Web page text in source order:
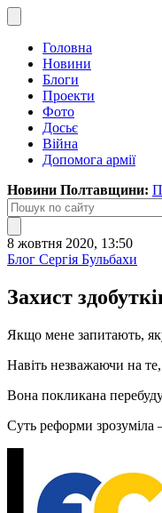
Головна
Новини
Блоги
Проекти
Фото
Досьє
Війна
Допомога армії
Новини Полтавщини:
8 жовтня 2020, 13:50
Блог Сергія Бульбахи
Захист
Якщо мене запитають,
Навіть незважаючи на
Вона покликана
Суть реформи зрозуміла